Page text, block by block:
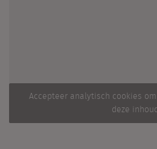
Accepteer analytisch cookies
deze